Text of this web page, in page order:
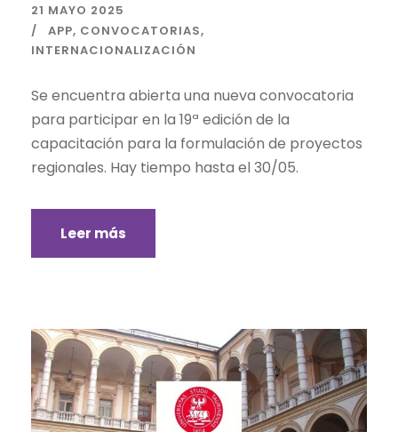
21 MAYO 2025
APP, CONVOCATORIAS,
INTERNACIONALIZACIÓN
Se encuentra abierta una nueva convocatoria
para participar en la 19ª edición de la
capacitación para la formulación de proyectos
regionales. Hay tiempo hasta el 30/05.
Leer más